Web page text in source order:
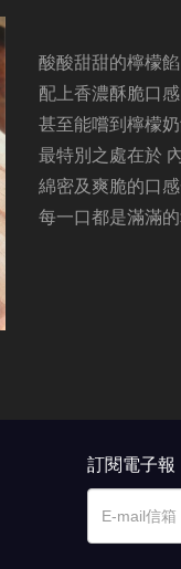
酸酸甜甜的檸檬餡
配上香濃酥脆口
甚至能嚐到檸檬
最特別之處在於
綿密及爽脆的口
每一口都是滿滿
訂閱電子報